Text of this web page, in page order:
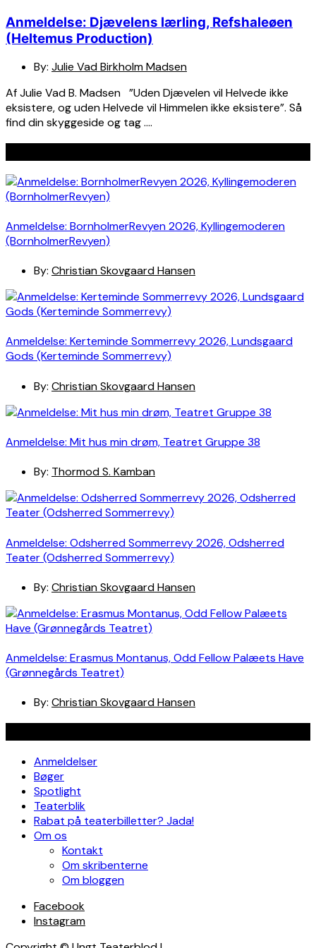
Anmeldelse: Djævelens lærling, Refshaleøen
(Heltemus Production)
By: Julie Vad Birkholm Madsen
Af Julie Vad B. Madsen ”Uden Djævelen vil Helvede ikke
eksistere, og uden Helvede vil Himmelen ikke eksistere”. Så
find din skyggeside og tag ….
Anmeldelse: BornholmerRevyen 2026, Kyllingemoderen
(BornholmerRevyen)
By: Christian Skovgaard Hansen
Anmeldelse: Kerteminde Sommerrevy 2026, Lundsgaard
Gods (Kerteminde Sommerrevy)
By: Christian Skovgaard Hansen
Anmeldelse: Mit hus min drøm, Teatret Gruppe 38
By: Thormod S. Kamban
Anmeldelse: Odsherred Sommerrevy 2026, Odsherred
Teater (Odsherred Sommerrevy)
By: Christian Skovgaard Hansen
Anmeldelse: Erasmus Montanus, Odd Fellow Palæets Have
(Grønnegårds Teatret)
By: Christian Skovgaard Hansen
Anmeldelser
Bøger
Spotlight
Teaterblik
Rabat på teaterbilletter? Jada!
Om os
Kontakt
Om skribenterne
Om bloggen
Facebook
Instagram